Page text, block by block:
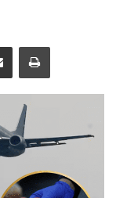
Enviar vía email Imprimir